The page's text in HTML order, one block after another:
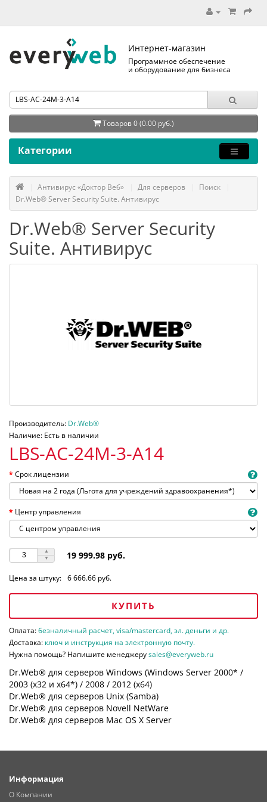
Интернет-магазин
Программное обеспечение
и оборудование для бизнеса
Товаров 0 (0.00 руб.)
Категории
Антивирус «Доктор Веб» Для серверов
Поиск
Dr.Web® Server Security Suite. Антивирус
Dr.Web® Server Security
Suite. Антивирус
Производитель: Dr.Web®
Наличие: Есть в наличии
LBS-AC-24M-3-A14
Срок лицензии
Центр управления
19 999.98 руб.
Цена за штуку: 6 666.66 руб.
КУПИТЬ
Оплата:безналичный расчет, visa/mastercard, эл. деньги и др.
Доставка: ключ и инструкция на электронную почту.
Нужна помощь? Напишите менеджеруsales@everyweb.ru
Dr.Web® для серверов Windows (Windows Server 2000* /
2003 (х32 и х64*) / 2008 / 2012 (х64)
Dr.Web® для серверов Unix (Samba)
Dr.Web® для серверов Novell NetWare
Dr.Web® для серверов Mac OS X Server
Информация
О Компании